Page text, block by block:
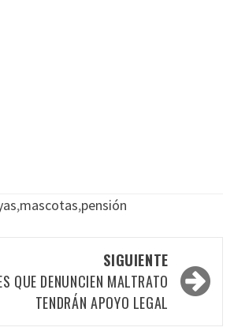
,mascotas,pensión
SIGUIENTE
QUE DENUNCIEN MALTRATO
TENDRÁN APOYO LEGAL